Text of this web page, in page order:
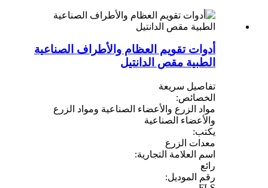
أدوات تقويم العظام والأطراف الصناعية
الطبية مقص الدانتيل
تفاصيل سريعة
الخصائص:
مواد الزرع والأعضاء الصناعية ومواد الزرع
والأعضاء الصناعية
يكتب:
معدات الزرع
اسم العلامة التجارية:
رائع
رقم الموديل: